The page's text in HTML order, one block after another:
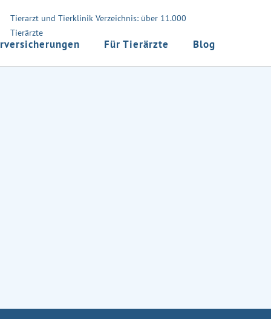
Tierarzt und Tierklinik Verzeichnis: über 11.000
Tierärzte
Für Tierärzte Blog